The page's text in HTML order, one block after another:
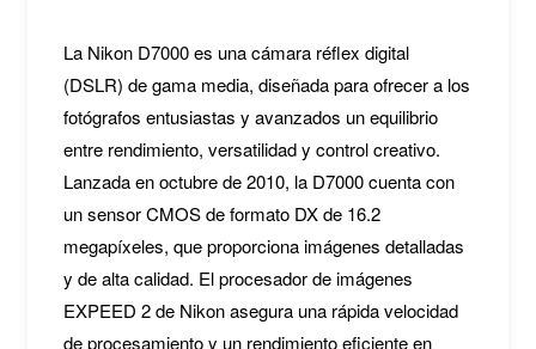
La Nikon D7000 es una cámara réflex digital
(DSLR) de gama media, diseñada para ofrecer a los
fotógrafos entusiastas y avanzados un equilibrio
entre rendimiento, versatilidad y control creativo.
Lanzada en octubre de 2010, la D7000 cuenta con
un sensor CMOS de formato DX de 16.2
megapíxeles, que proporciona imágenes detalladas
y de alta calidad. El procesador de imágenes
EXPEED 2 de Nikon asegura una rápida velocidad
de procesamiento y un rendimiento eficiente en